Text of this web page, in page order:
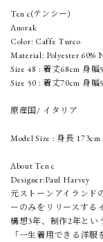
Ten c(テンシー)
Anorak
Color: Caffe Turco
Material: Polyester 60%
Size 48 : 着丈68cm 身
Size 50 : 着丈70cm 身
原産国/ イタリア
Model Size : 身長
About Ten c
Designer:Paul Harvey
元ストーンアイランド
ーのみをリリースする
構想3年、制作2年とい
「一生着用できる洋